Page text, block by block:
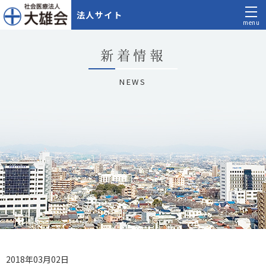
法人サイト
menu
新着情報
NEWS
2018年03月02日